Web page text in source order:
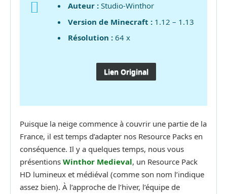
Auteur : Studio-Winthor
Version de Minecraft : 1.12 – 1.13
Résolution : 64 x
Lien Original
Puisque la neige commence à couvrir une partie de la
France, il est temps d’adapter nos Resource Packs en
conséquence. Il y a quelques temps, nous vous
présentions Winthor Medieval, un Resource Pack
HD lumineux et médiéval (comme son nom l’indique
assez bien). À l’approche de l’hiver, l’équipe de